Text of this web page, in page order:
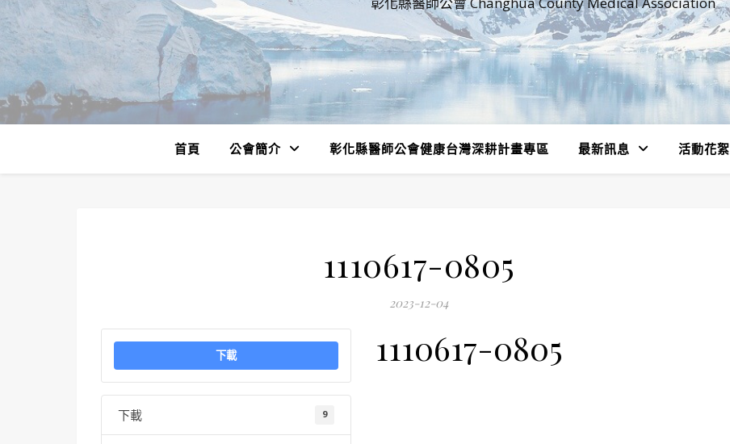
首頁 公會簡介 彰化縣醫師公會健康台灣深耕計畫專區 最新訊息 活動花絮
1110617-0805
2023-12-04
下載
下載 9
1110617-0805